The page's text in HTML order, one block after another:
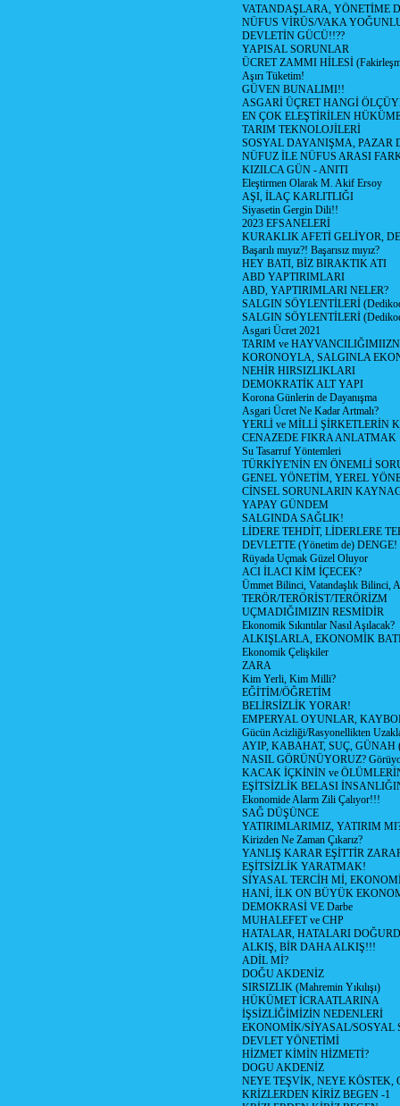
VATANDAŞLARA, YÖNETİME
NÜFUS VİRÜS/VAKA
DEVLETİN GÜCÜ!!??
YAPISAL SORUNLAR
ÜCRET ZAMMI HİLESİ
Aşırı Tüketim!
GÜVEN BUNALIMI!!
ASGARİ ÜÇRET HANGİ
EN ÇOK ELEŞTİRİLEN
TARIM TEKNOLOJİLERİ
SOSYAL DAYANIŞMA, PAZAR
NÜFUZ İLE NÜFUS ARASI
KIZILCA GÜN - ANITI
Eleştirmen Olarak M. Akif Ersoy
AŞI, İLAÇ KARLITLIĞI
Siyasetin Gergin Dili!!
2023 EFSANELERİ
KURAKLIK AFETİ GELİYOR,
Başarılı mıyız?! Başarısız mıyız?
HEY BATI, BİZ BIRAKTIK ATI
ABD YAPTIRIMLARI
ABD, YAPTIRIMLARI NELER?
SALGIN SÖYLENTİLERİ
SALGIN SÖYLENTİLERİ
Asgari Ücret 2021
TARIM ve
KORONOYLA, SALGINLA
NEHİR HIRSIZLIKLARI
DEMOKRATİK ALT YAPI
Korona Günlerin de Dayanışma
Asgari Ücret Ne Kadar Artmalı?
YERLİ ve MİLLİ ŞİRKETLERİN
CENAZEDE FIKRA ANLATMAK
Su Tasarruf Yöntemleri
TÜRKİYE'NİN EN ÖNEMLİ
GENEL YÖNETİM, YEREL
CİNSEL SORUNLARIN
YAPAY GÜNDEM
SALGINDA SAĞLIK!
LİDERE TEHDİT, LİDERLERE
DEVLETTE (Yönetim de) DENGE!
Rüyada Uçmak Güzel Oluyor
ACI İLACI KİM İÇECEK?
Ümmet Bilinci, Vatandaşlık Bilinci,
TERÖR/TERÖRİST/TERÖRİZM
UÇMADIĞIMIZIN RESMİDİR
Ekonomik Sıkıntılar Nasıl Aşılacak?
ALKIŞLARLA, EKONOMİK
Ekonomik Çelişkiler
ZARA
Kim Yerli, Kim Milli?
EĞİTİM/ÖĞRETİM
BELİRSİZLİK YORAR!
EMPERYAL OYUNLAR,
Gücün Acizliği/Rasyonellikten
AYIP, KABAHAT, SUÇ, GÜNAH
NASIL GÖRÜNÜYORUZ?
KACAK İÇKİNİN ve
EŞİTSİZLİK BELASI
Ekonomide Alarm Zili Çalıyor!!!
SAĞ DÜŞÜNCE
YATIRIMLARIMIZ, YATIRIM
Kirizden Ne Zaman Çıkarız?
YANLIŞ KARAR EŞİTTİR
EŞİTSİZLİK YARATMAK!
SİYASAL TERCİH Mİ,
HANİ, İLK ON BÜYÜK
DEMOKRASİ VE Darbe
MUHALEFET ve CHP
HATALAR, HATALARI
ALKIŞ, BİR DAHA ALKIŞ!!!
ADİL Mİ?
DOĞU AKDENİZ
SIRSIZLIK (Mahremin Yıkılışı)
HÜKÜMET İCRAATLARINA
İŞSİZLİĞİMİZİN NEDENLERİ
EKONOMİK/SİYASAL/SOSYAL
DEVLET YÖNETİMİ
HİZMET KİMİN HİZMETİ?
DOGU AKDENİZ
NEYE TEŞVİK, NEYE KÖSTEK,
KRİZLERDEN KİRİZ BEGEN -1